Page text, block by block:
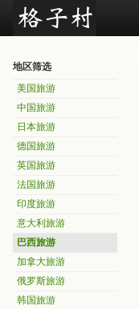
地区筛选
美国旅游
中国旅游
日本旅游
德国旅游
英国旅游
法国旅游
印度旅游
意大利旅游
巴西旅游
加拿大旅游
俄罗斯旅游
韩国旅游